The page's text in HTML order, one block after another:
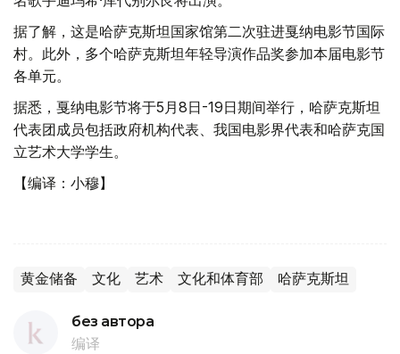
据了解，这是哈萨克斯坦国家馆第二次驻进戛纳电影节国际
村。此外，多个哈萨克斯坦年轻导演作品奖参加本届电影节
各单元。
据悉，戛纳电影节将于5月8日-19日期间举行，哈萨克斯坦
代表团成员包括政府机构代表、我国电影界代表和哈萨克国
立艺术大学学生。
【编译：小穆】
黄金储备 文化 艺术 文化和体育部 哈萨克斯坦
без автора
编译